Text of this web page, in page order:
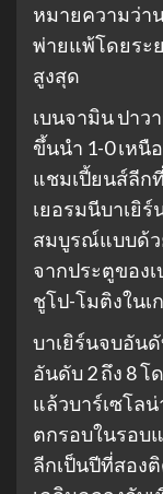
หมายความว่า
พ่ายแพ้โดยระ
สูงสุด
เบนจามิน ปาว
ขึ้นนำ 1-0 เหนื
แชมเปี้ยนส์ลีก
เยอรมนีบาเยิ
สมบูรณ์แบบด้ว
จากประตูของ
ชูโป-โมติงใน
บาเยิร์นจบอัน
อันดับ 2 ถึง 8
แล้วบาร์เซโล
ตกรอบในรอบ
ลีกเป็นปีที่สอง